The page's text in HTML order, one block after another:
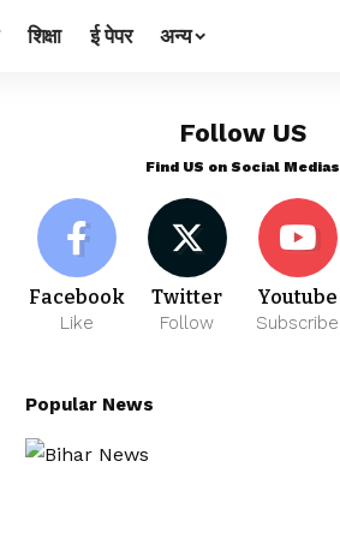
शिक्षा ई पेपर अन्य
Follow US
Find US on Social Medias
Facebook
Like
Twitter
Follow
Youtube
Subscribe
Popular News